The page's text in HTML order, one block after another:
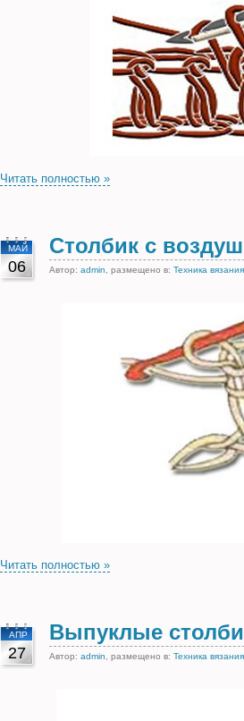
Читать полностью »
МАЙ
06
Столбик с
Автор: admin , размещено в: Техника вязания
Читать полностью »
АПР
27
Выпуклые
Автор: admin , размещено в: Техника вязания